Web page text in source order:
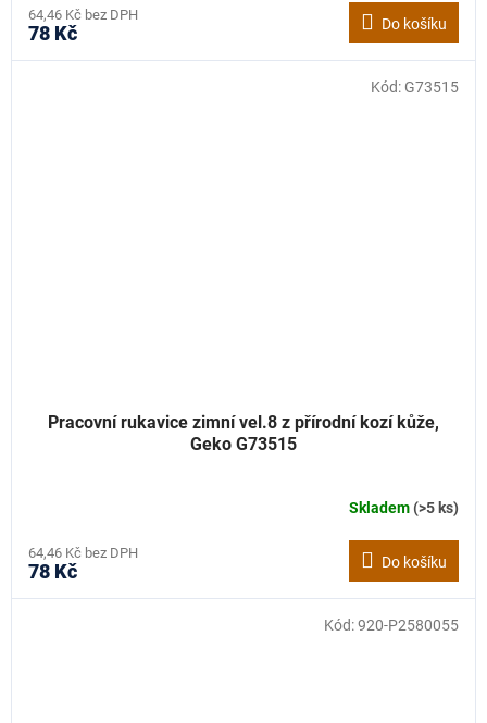
64,46 Kč bez DPH
78 Kč Do košíku
Pracovní rukavice zimní vel.8 z přírodní kozí kůže,
Geko G73515
Skladem(>5 ks)
64,46 Kč bez DPH
78 Kč Do košíku
Kód: G73515
Kód:920-P2580055